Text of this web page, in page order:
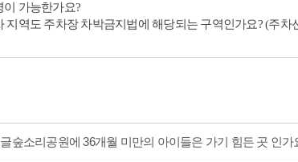
이 가능한가요?
지역도 주차장 차박금지법에 해당되는 구역인가요? (주
숲소리공원에 36개월 미만의 아이들은 가기 힘든 곳 인가